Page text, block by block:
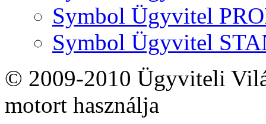
Symbol Ügyvitel
Symbol Ügyvitel
© 2009-2010 Ügyviteli
motort használja